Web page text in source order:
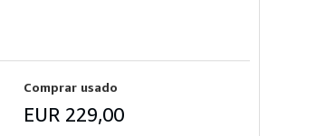
Comprar usado
EUR 229,00